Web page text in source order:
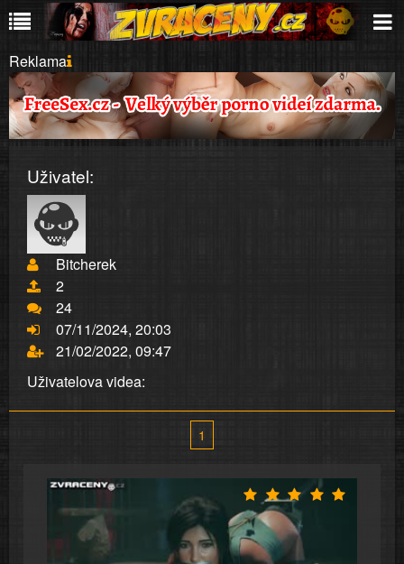
Reklama
Uživatel:
Bitcherek
2
24
07/11/2024, 20:03
21/02/2022, 09:47
Uživatelova videa:
1